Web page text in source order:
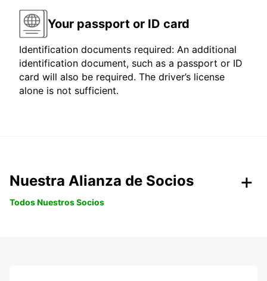
Your passport or ID card
Identification documents required: An additional
identification document, such as a passport or ID
card will also be required. The driver’s license
alone is not sufficient.
Nuestra Alianza de Socios
Todos Nuestros Socios